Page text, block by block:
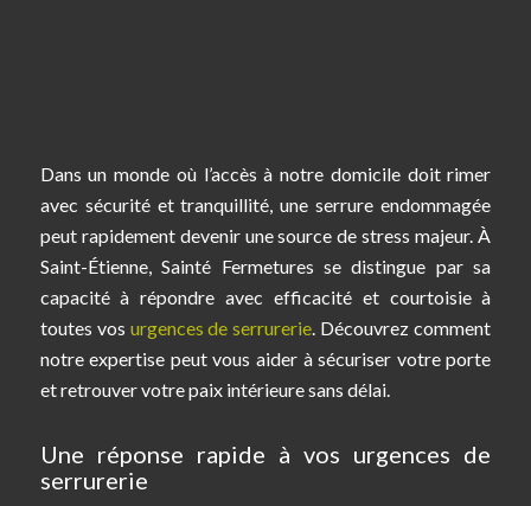
Dans un monde où l’accès à notre domicile doit rimer
avec sécurité et tranquillité, une serrure endommagée
peut rapidement devenir une source de stress majeur. À
Saint-Étienne, Sainté Fermetures se distingue par sa
capacité à répondre avec efficacité et courtoisie à
toutes vos urgences de serrurerie. Découvrez comment
notre expertise peut vous aider à sécuriser votre porte
et retrouver votre paix intérieure sans délai.
Une réponse rapide à vos urgences de
serrurerie